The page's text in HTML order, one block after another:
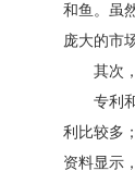
和鱼。虽
庞大的市
其次
专利
利比较多
资料显示